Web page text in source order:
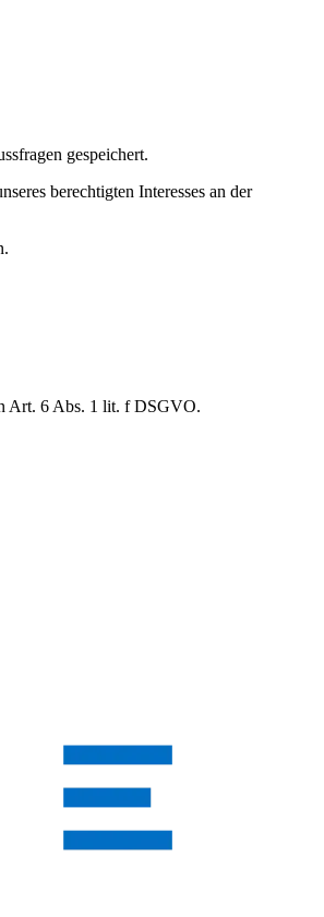
gespeichert.
berechtigten Interesses an der
Art. 6 Abs. 1 lit. f DSGVO.